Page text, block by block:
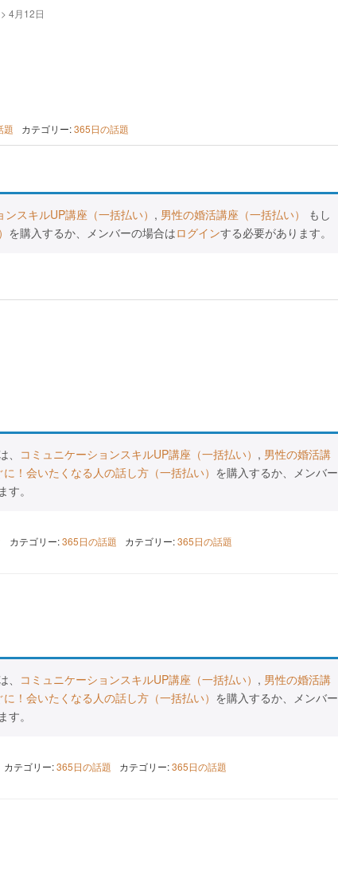
> 4月12日
題 カテゴリー:365日の話題
スキルUP講座（一括払い） , 男性の婚活講座（一括払い）
もし
を購入するか、メンバーの場合はログインする必要があります。
コミュニケーションスキルUP講座（一括払い） , 男性の婚活講
に！会いたくなる人の話し方（一括払い） を購入するか、メンバー
す。
カテゴリー:365日の話題 カテゴリー:365日の話題
コミュニケーションスキルUP講座（一括払い） , 男性の婚活講
に！会いたくなる人の話し方（一括払い） を購入するか、メンバー
す。
カテゴリー:365日の話題 カテゴリー:365日の話題